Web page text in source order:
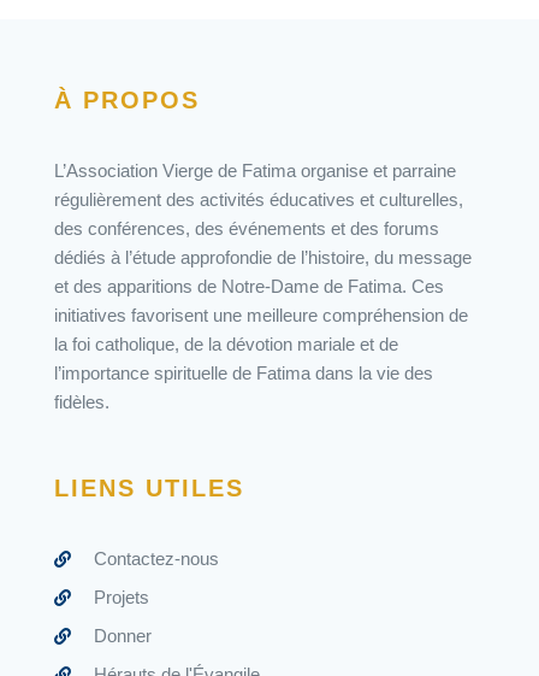
À PROPOS
L’Association Vierge de Fatima organise et parraine
régulièrement des activités éducatives et culturelles,
des conférences, des événements et des forums
dédiés à l’étude approfondie de l’histoire, du message
et des apparitions de Notre-Dame de Fatima. Ces
initiatives favorisent une meilleure compréhension de
la foi catholique, de la dévotion mariale et de
l’importance spirituelle de Fatima dans la vie des
fidèles.
LIENS UTILES
Contactez-nous
Projets
Donner